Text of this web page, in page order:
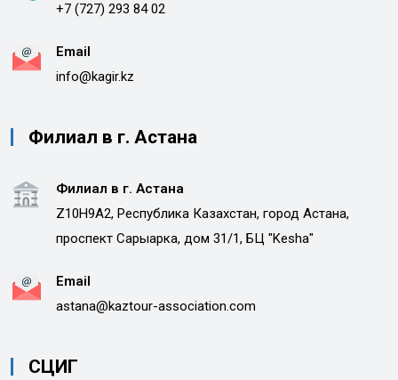
+7 (727) 293 84 02
Email
info@kagir.kz
Филиал в г. Астана
Филиал в г. Астана
Z10H9A2, Республика Казахстан, город Астана,
проспект Сарыарка, дом 31/1, БЦ "Kesha"
Email
astana@kaztour-association.com
СЦИГ